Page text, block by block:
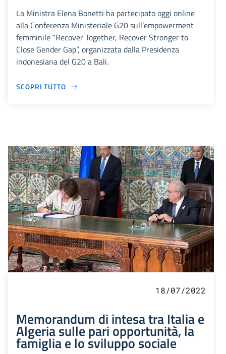
La Ministra Elena Bonetti ha partecipato oggi online
alla Conferenza Ministeriale G20 sull’empowerment
femminile “Recover Together, Recover Stronger to
Close Gender Gap”, organizzata dalla Presidenza
indonesiana del G20 a Bali.
SCOPRI TUTTO
18/07/2022
Memorandum di intesa tra Italia e
Algeria sulle pari opportunità, la
famiglia e lo sviluppo sociale